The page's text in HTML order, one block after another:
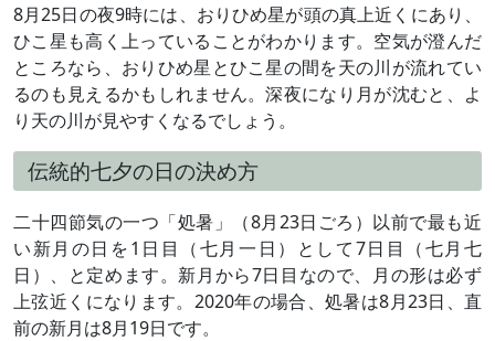
8月25日の夜9時には、おりひめ星が頭の真上近くにあり、
ひこ星も高く上っていることがわかります。空気が澄んだ
ところなら、おりひめ星とひこ星の間を天の川が流れてい
るのも見えるかもしれません。深夜になり月が沈むと、よ
り天の川が見やすくなるでしょう。
伝統的七夕の日の決め方
二十四節気の一つ「処暑」（8月23日ごろ）以前で最も近
い新月の日を1日目（七月一日）として7日目（七月七
日）、と定めます。新月から7日目なので、月の形は必ず
上弦近くになります。2020年の場合、処暑は8月23日、直
前の新月は8月19日です。